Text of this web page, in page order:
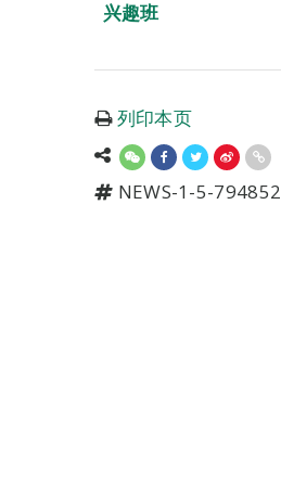
兴趣班
列印本页
NEWS-1-5-794852